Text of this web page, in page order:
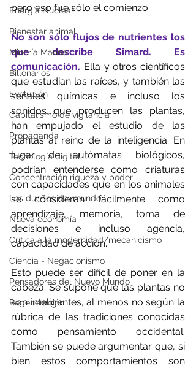
Energía Nuclear
Bienestar animal
Minería Marina
Billonarios
Evolución
Capitalismo de vigilancia
Propaganda
Tecnología digital
Concentración riqueza y poder
Los dueños del mundo
Nueva economía
Crítica a la modernidad/mecanicismo
Ciencia - Negacionismo
Pensadores del Nuevo Mundo
Regeneración
pero eso fue sólo el comienzo.
No son sólo flujos de nutrientes los
que describe Simard. Es
comunicación. Ella y otros científicos
que estudian las raíces, y también las
señales químicas e incluso los
sonidos que producen las plantas,
han empujado el estudio de las
plantas al reino de la inteligencia. En
lugar de autómatas biológicos,
podrían entenderse como criaturas
con capacidades que en los animales
se consideran fácilmente como
aprendizaje, memoria, toma de
decisiones e incluso agencia,
capacidad de acción.
Esto puede ser difícil de poner en la
cabeza. Se supone que las plantas no
son inteligentes, al menos no según la
rúbrica de las tradiciones conocidas
como pensamiento occidental.
También se puede argumentar que, si
bien estos comportamientos son